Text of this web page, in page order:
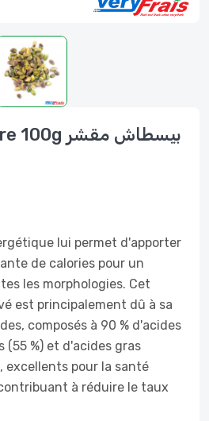
Pistache Nature 100g بيسطاش مقشر
lui permet d'apporter
de calories pour un
les morphologies. Cet
est principalement dû à sa
composés à 90 % d'acides
(55 %) et d'acides gras
excellents pour la santé
à réduire le taux